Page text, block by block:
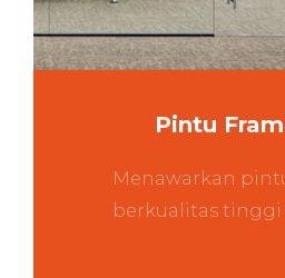
Pintu
Menawarkan
berkualitas tinggi